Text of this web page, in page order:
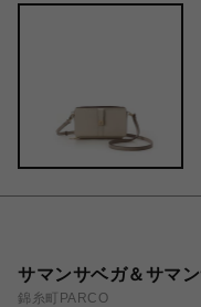
サマンサベガ＆サマ
錦糸町PARCO